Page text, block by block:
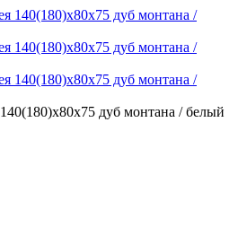
дуб монтана / белый